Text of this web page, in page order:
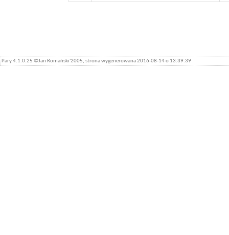
Pary.4.1.0.25 ©Jan Romański'2005, strona wygenerowana 2016-08-14 o 13:39:39